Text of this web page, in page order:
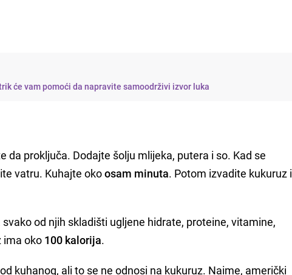
će vam pomoći da napravite samoodrživi izvor luka
da proključa. Dodajte šolju mlijeka, putera i so. Kad se
vatru. Kuhajte okoosam minuta. Potom izvadite kukuruz i
svako od njih skladišti ugljene hidrate, proteine, vitamine,
ima oko 100 kalorija.
kuhanog, ali to se ne odnosi na kukuruz. Naime, američki